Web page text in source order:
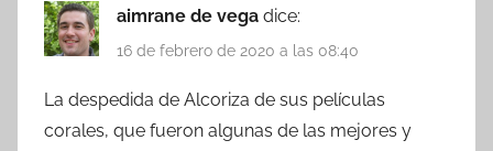
aimrane de vega dice:
16 de febrero de 2020 a las 08:40
La despedida de Alcoriza de sus películas
corales, que fueron algunas de las mejores y